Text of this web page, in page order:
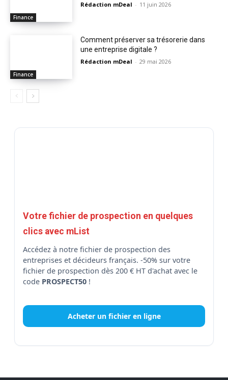
Finance
Rédaction mDeal - 11 juin 2026
Finance
Comment préserver sa trésorerie dans
une entreprise digitale ?
Rédaction mDeal - 29 mai 2026
Votre fichier de prospection en quelques
clics avec mList
Accédez à notre fichier de prospection des
entreprises et décideurs français. -50% sur votre
fichier de prospection dès 200 € HT d'achat avec le
code PROSPECT50 !
Acheter un fichier en ligne